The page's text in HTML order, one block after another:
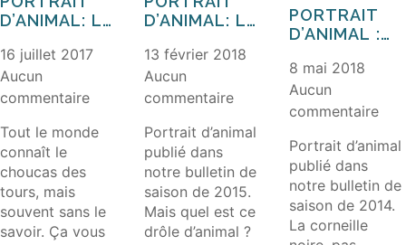
D’ANIMAL: LE
DES TOURS
16 juillet 2017
Aucun
commentaire
Tout le monde
connaît le
choucas des
tours, mais
souvent sans le
savoir. Ça vous
D’ANIMAL: LA
MACROULE
13 février 2018
Aucun
commentaire
Portrait d’animal
publié dans
notre bulletin de
saison de 2015.
Mais quel est ce
drôle d’animal ?
PORTRAIT
D’ANIMAL :
CORNEILLE
NOIRE
8 mai 2018
Aucun
commentaire
Portrait d’animal
publié dans
notre bulletin de
saison de 2014.
La corneille